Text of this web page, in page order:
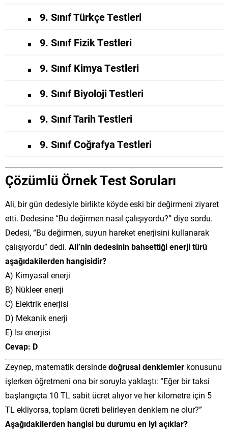
9. Sınıf Türkçe Testleri
9. Sınıf Fizik Testleri
9. Sınıf Kimya Testleri
9. Sınıf Biyoloji Testleri
9. Sınıf Tarih Testleri
9. Sınıf Coğrafya Testleri
Çözümlü Örnek Test Soruları
Ali, bir gün dedesiyle birlikte köyde eski bir değirmeni ziyaret
etti. Dedesine “Bu değirmen nasıl çalışıyordu?” diye sordu.
Dedesi, “Bu değirmen, suyun hareket enerjisini kullanarak
çalışıyordu” dedi. Ali’nin dedesinin bahsettiği enerji türü
aşağıdakilerden hangisidir?
A) Kimyasal enerji
B) Nükleer enerji
C) Elektrik enerjisi
D) Mekanik enerji
E) Isı enerjisi
Cevap: D
Zeynep, matematik dersindedoğrusal denklemler konusunu
işlerken öğretmeni ona bir soruyla yaklaştı: “Eğer bir taksi
başlangıçta 10 TL sabit ücret alıyor ve her kilometre için 5
TL ekliyorsa, toplam ücreti belirleyen denklem ne olur?”
Aşağıdakilerden hangisi bu durumu en iyi açıklar?